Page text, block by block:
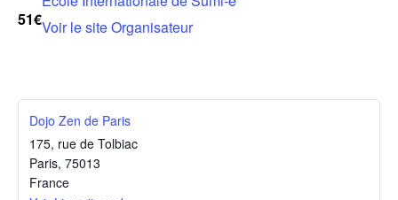
51€Voir le site Organisateur
Dojo Zen de Paris
175, rue de Tolbiac
Paris, 75013
France